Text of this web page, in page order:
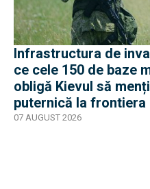
Infrastructura de
ce cele 150 de baze
obligă Kievul să
puternică la frontiera
07 AUGUST 2026